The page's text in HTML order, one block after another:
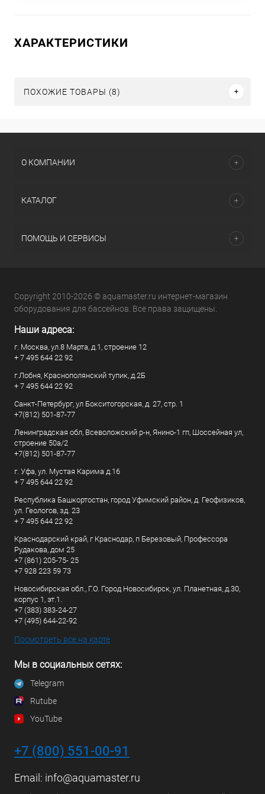
ХАРАКТЕРИСТИКИ
ПОХОЖИЕ ТОВАРЫ (8)
О КОМПАНИИ
КАТАЛОГ
ПОМОЩЬ И СЕРВИСЫ
Copyright 2010-2026 © aquamaster.ru интернет-магазин
оборудования для бассейнов. Все права защищены.
Наши адреса:
г. Москва, ул.8 Марта, д.1, строение 12
+ 7 495 644 22 92
г.Лобня, Краснополянский тупик, д.2Б
+ 7 495 644 22 92
Санкт-Петербург, ул Бокситогорская, д. 27, стр. 1
+7(812) 501-87-77
Ленинградская обл, Всеволожский р-н, Янино-1 гп, Шоссейная ул,
строение 50а/2
+7(812) 501-87-77
г. Уфа, ул. Мустая Карима д.16
+ 7 495 644 22 92
Республика Башкортостан, город Уфимский район, д. Геофизиков,
ул. Геологов, зд. 23
+ 7 495 644 22 92
Краснодарский край, г Краснодар, п Березовый, Профессора
Рудакова, дом 25
+7 (861) 205-75- 25
+7 928 223 59 73
Новосибирская обл., Г.О. Город Новосибирск, ул. Планетная, д.30,
корпус 1, эт.1.
+7 (383) 383-24-27
+7 (495) 644-22-92
Посмотреть все на карте
Мы в социальных сетях:
Telegram
Rutube
YouTube
+7 (800) 551-00-91
Email: info@aquamaster.ru